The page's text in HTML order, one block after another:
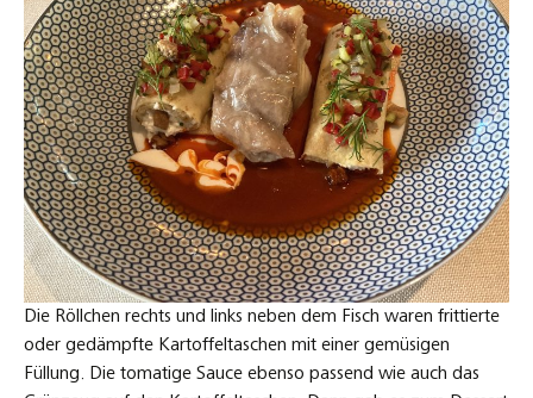
Die Röllchen rechts und links neben dem Fisch waren frittierte
oder gedämpfte Kartoffeltaschen mit einer gemüsigen
Füllung. Die tomatige Sauce ebenso passend wie auch das